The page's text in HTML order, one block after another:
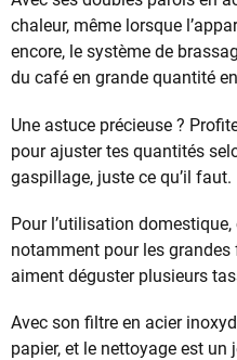
chaleur, même lorsque
encore, le système de
du café en grande quantité
Une astuce précieuse ?
pour ajuster tes quantités
gaspillage, juste ce qu’il faut.
Pour l’utilisation domestique,
notamment pour les
aiment déguster plusieurs
Avec son filtre en acier
papier, et le nettoyage est un